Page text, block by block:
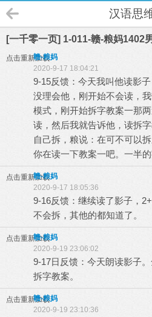
汉语思
[一千零一页] 1-011-赣-粮妈1402
点击重新加载
赣-粮妈
2020-9-17 18:04:21
9-15反馈：今天我叫他读影
没理会他，刚开始不会读，
模式，刚开始拆字教案一那
读，然后我就告诉他，读拆
自己拆，粮说：在可不可以
你在读一下教案一吧。一半
点击重新加载
赣-粮妈
2020-9-17 18:05:36
9-16反馈：继续读了影子，
不会拆，其他的都知道了。
点击重新加载
赣-粮妈
2020-9-19 23:06:02
9-17日反馈：今天朗读影子
拆字教案。
点击重新加载
赣-粮妈
2020-9-19 23:10:36